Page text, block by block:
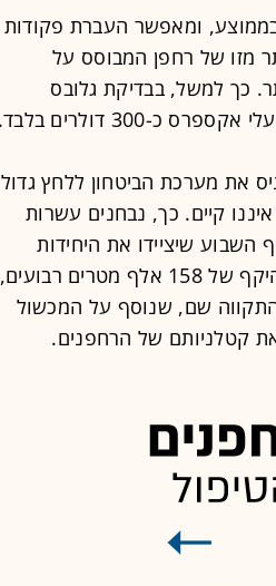
של הרחפן נע בין 10ל-20 ק"מ בממוצע, ומאפשר העברת פקודות
מזו של רחפן המבוסס על
כך למשל, בבדיקת גלובס
300 דולרים בלבד.
את מערכת הביטחון ללחץ גדול
קיים. כך, נבחנים עשרות
השבוע שיציידו את היחידות
הלוחמות ברשתות מגן מתיל, ואלו חולקו לכוחות, בהיקף של 158 אלף מטרים רבועים,
של כ-188 אלף מטרים. התקווה שם, שנוסף על המכשול
את קטלניותם של הרחפנים.